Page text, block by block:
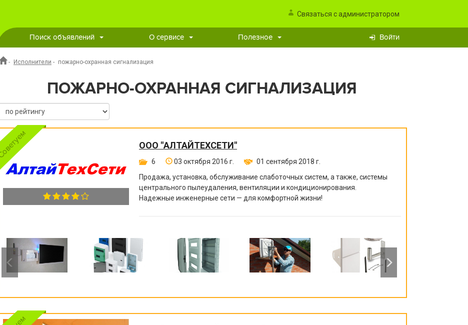
Связаться с администратором
Поиск объявлений О сервисе Полезное Войти
- Исполнители - пожарно-охранная сигнализация
ПОЖАРНО-ОХРАННАЯ СИГНАЛИЗАЦИЯ
ООО "АЛТАЙТЕХСЕТИ"
6 03 октября 2016 г.
01 сентября 2018 г.
Продажа, установка, обслуживание слаботочных систем, а также, системы
центрального пылеудаления, вентиляции и кондиционирования.
Надежные инженерные сети — для комфортной жизни!